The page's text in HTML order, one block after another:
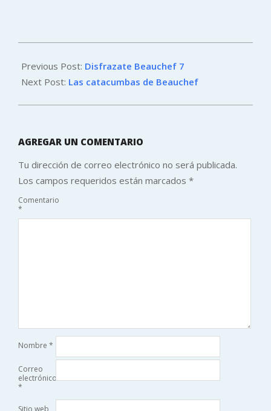
11-
02
Previous Post: Disfrazate Beauchef 7
Next Post: Las catacumbas de Beauchef
AGREGAR UN COMENTARIO
Tu dirección de correo electrónico no será publicada.
Los campos requeridos están marcados *
Comentario
*
Nombre *
Correo
electrónico
*
Sitio web